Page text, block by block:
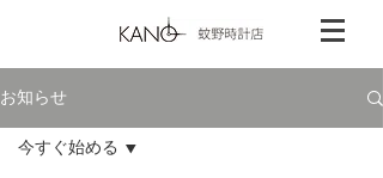
お知らせ
今すぐ始める